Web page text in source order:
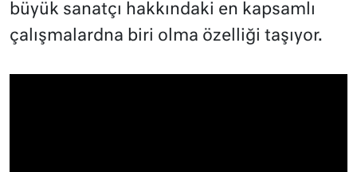
büyük sanatçı hakkındaki en kapsamlı
çalışmalardna biri olma özelliği taşıyor.